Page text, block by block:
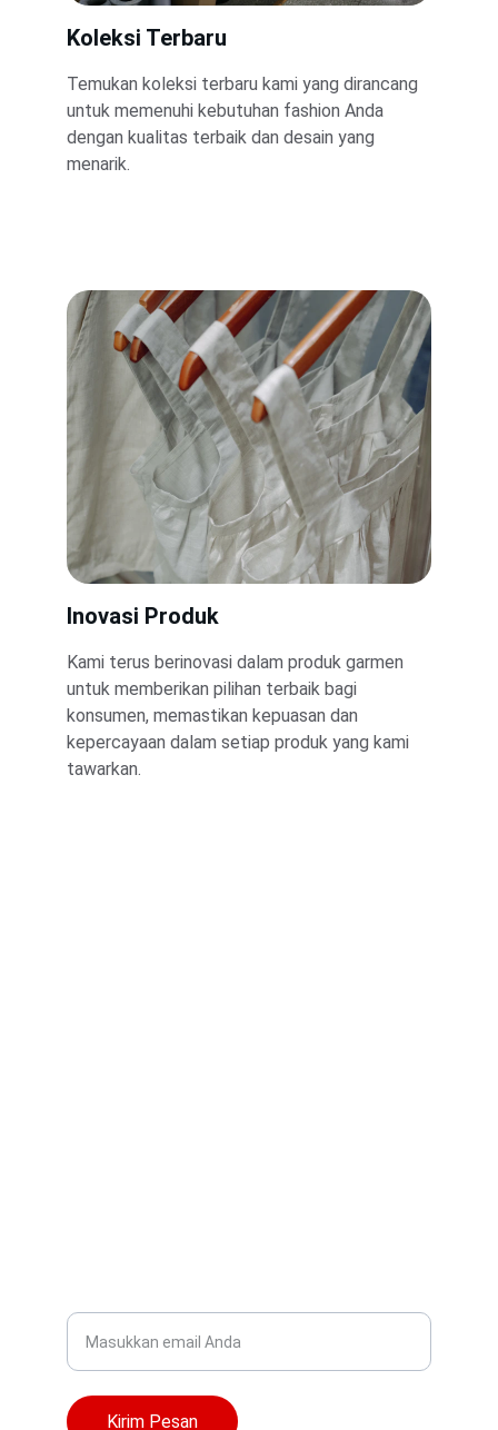
Koleksi Terbaru
Temukan koleksi terbaru kami yang dirancang
untuk memenuhi kebutuhan fashion Anda
dengan kualitas terbaik dan desain yang
menarik.
Inovasi Produk
Kami terus berinovasi dalam produk garmen
untuk memberikan pilihan terbaik bagi
konsumen, memastikan kepuasan dan
kepercayaan dalam setiap produk yang kami
tawarkan.
Kirim Pesan